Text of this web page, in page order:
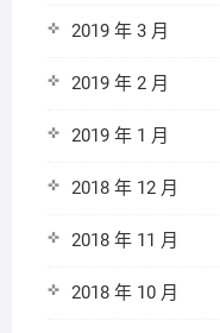
2019 年 3 月
2019 年 2 月
2019 年 1 月
2018 年 12 月
2018 年 11 月
2018 年 10 月